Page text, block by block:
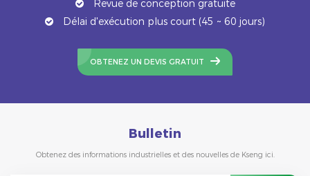
Revue de conception gratuite
Délai d'exécution plus court (45 ~ 60 jours)
OBTENEZ UN DEVIS GRATUIT
Bulletin
Obtenez des informations industrielles et des nouvelles de Kseng ici.